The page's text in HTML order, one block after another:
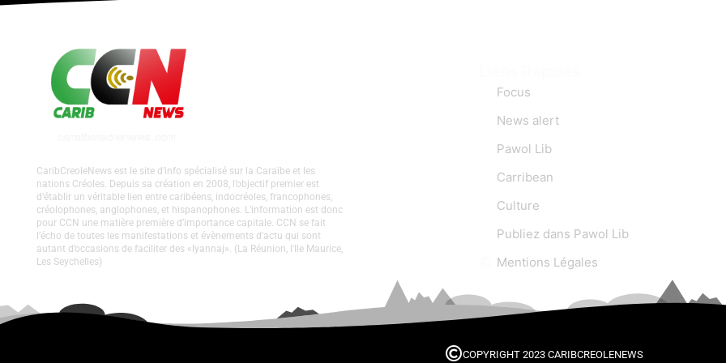
CaribCreoleNews est le site d’info spécialisé sur la Caraïbe et les
nations Créoles. Depuis sa création en 2008, l’objectif premier est
d’établir un véritable lien entre caribéens, indocréoles, francophones,
créolophones, anglophones, et hispanophones. L’information est donc
pour CCN une matière première d’importance capitale. CCN se fait
l’écho de toutes les manifestations et évènements d'actu qui sont
autant d’occasions de faciliter des «lyannaj». (La Réunion, l'Ile Maurice,
Les Seychelles)
Focus
News alert
Pawol Lib
Carribean
Culture
Publiez dans Pawol Lib
Mentions Légales
COPYRIGHT 2023 CARIBCREOLENEWS